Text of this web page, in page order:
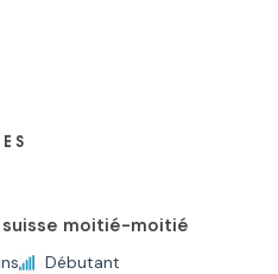
suisse moitié-moitié
Débutant